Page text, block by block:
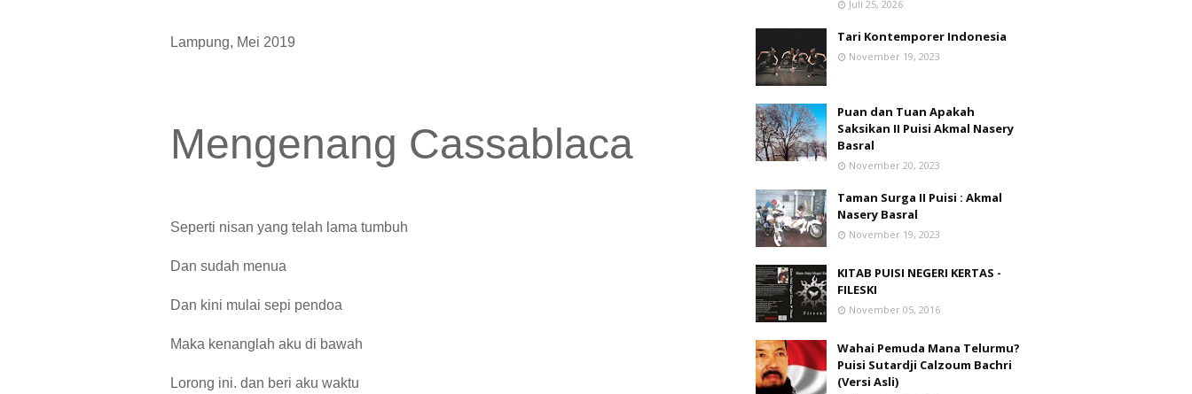
Lampung, Mei 2019
Mengenang Cassablaca
Seperti nisan yang telah lama tumbuh
Dan sudah menua
Dan kini mulai sepi pendoa
Maka kenanglah aku di bawah
Lorong ini. dan beri aku waktu
Juli 25, 2026
Tari Kontemporer Indonesia
November 19, 2023
Puan dan Tuan Apakah
Saksikan II Puisi Akmal Nasery
Basral
November 20, 2023
Taman Surga II Puisi : Akmal
Nasery Basral
November 19, 2023
KITAB PUISI NEGERI KERTAS -
FILESKI
November 05, 2016
Wahai Pemuda Mana Telurmu?
Puisi Sutardji Calzoum Bachri
(Versi Asli)